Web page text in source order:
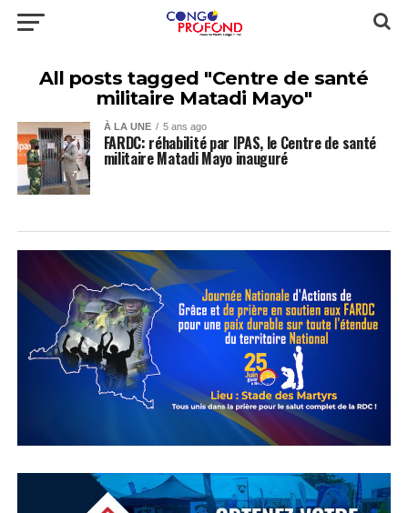
All posts tagged "Centre de santé
militaire Matadi Mayo"
À LA UNE 5 ans ago
FARDC: réhabilité par IPAS, le Centre de santé
militaire Matadi Mayo inauguré